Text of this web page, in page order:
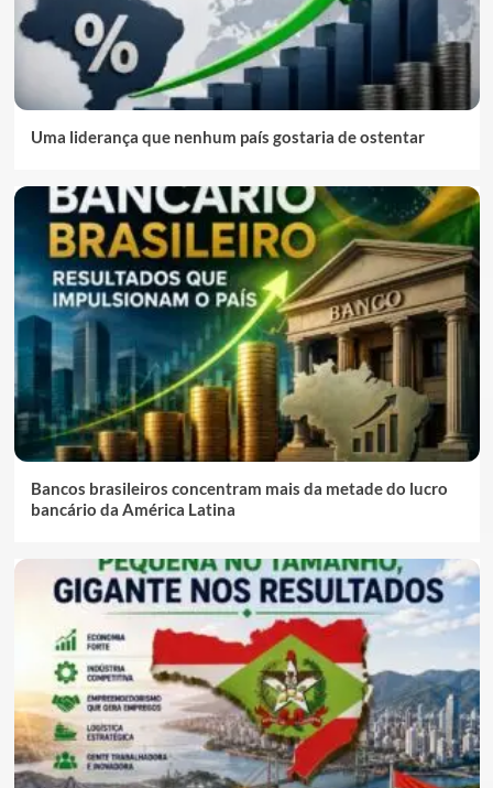
Uma liderança que nenhum país gostaria de ostentar
Bancos brasileiros concentram mais da metade do lucro
bancário da América Latina